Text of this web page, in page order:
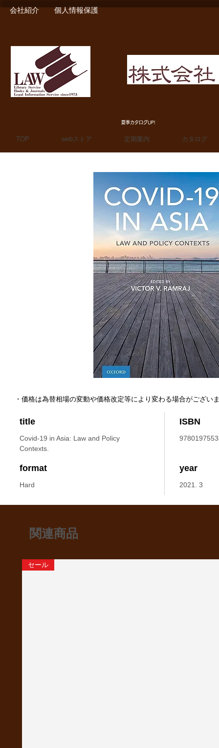
会社紹介 個人情報保護
夏季カタログUP!
TOP webストア 定期案内 カタログ
title
Covid-19 in Asia: Law and Policy
Contexts.
ISBN
format
Hard
year
2021. 3
・価格は為替相場の変動や価格改定等により変わる場合がござい
関連商品
セール